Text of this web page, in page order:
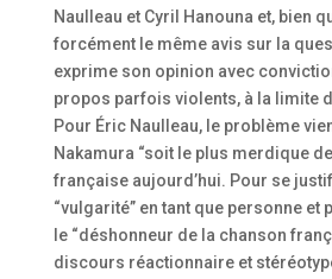
Naulleau et Cyril Hanouna et, bien
forcément le même avis sur la
exprime son opinion avec
propos parfois violents, à la limite
Pour Éric Naulleau, le problème
Nakamura “soit le plus merdique
française aujourd’hui. Pour se
“vulgarité” en tant que personne et
le “déshonneur de la chanson
discours réactionnaire et